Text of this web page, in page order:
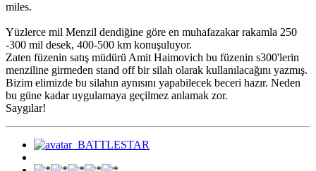
miles.
Yüzlerce mil Menzil dendiğine göre en muhafazakar rakamla 250
-300 mil desek, 400-500 km konuşuluyor.
Zaten füzenin satış müdürü Amit Haimovich bu füzenin s300'lerin
menziline girmeden stand off bir silah olarak kullanılacağını yazmış.
Bizim elimizde bu silahın aynısını yapabilecek beceri hazır. Neden
bu güne kadar uygulamaya geçilmez anlamak zor.
Saygılar!